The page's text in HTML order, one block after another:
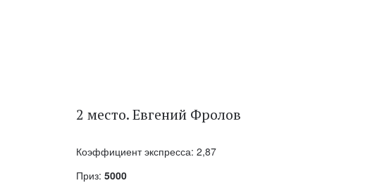
2 место. Евгений Фролов
Коэффициент экспресса: 2,87
Приз: 5000